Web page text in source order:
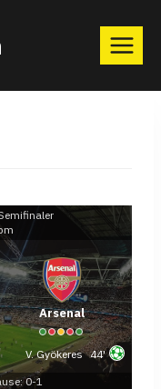
Arsenal
V. Gyökeres 44'
0-1